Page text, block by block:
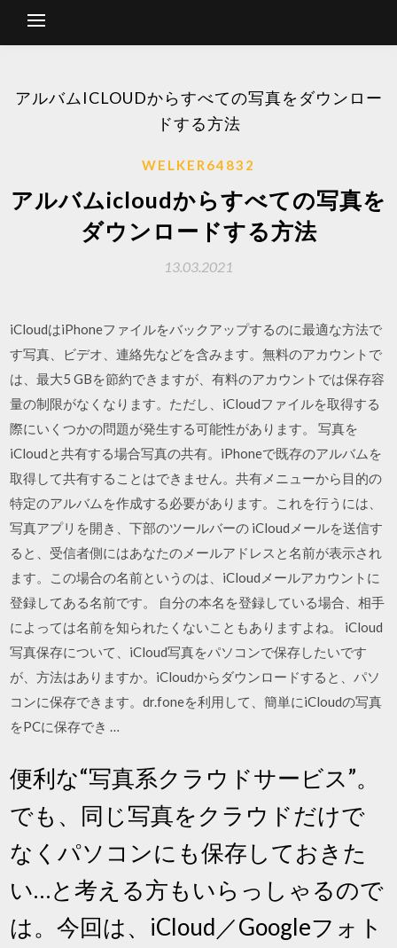
アルバムICLOUDからすべての写真をダウンロー
ドする方法
WELKER64832
アルバムicloudからすべての写真を
ダウンロードする方法
13.03.2021
iCloudはiPhoneファイルをバックアップするのに最適な方法で
す写真、ビデオ、連絡先などを含みます。無料のアカウントで
は、最大5 GBを節約できますが、有料のアカウントでは保存容
量の制限がなくなります。ただし、iCloudファイルを取得する
際にいくつかの問題が発生する可能性があります。 写真を
iCloudと共有する場合写真の共有。iPhoneで既存のアルバムを
取得して共有することはできません。共有メニューから目的の
特定のアルバムを作成する必要があります。これを行うには、
写真アプリを開き、下部のツールバーの iCloudメールを送信す
ると、受信者側にはあなたのメールアドレスと名前が表示され
ます。この場合の名前というのは、iCloudメールアカウントに
登録してある名前です。 自分の本名を登録している場合、相手
によっては名前を知られたくないこともありますよね。 iCloud
写真保存について、iCloud写真をパソコンで保存したいです
が、方法はありますか。iCloudからダウンロードすると、パソ
コンに保存できます。dr.foneを利用して、簡単にiCloudの写真
をPCに保存でき …
便利な“写真系クラウドサービス”。
でも、同じ写真をクラウドだけで
なくパソコンにも保存しておきた
い…と考える方もいらっしゃるので
は。今回は、iCloud／Googleフォト